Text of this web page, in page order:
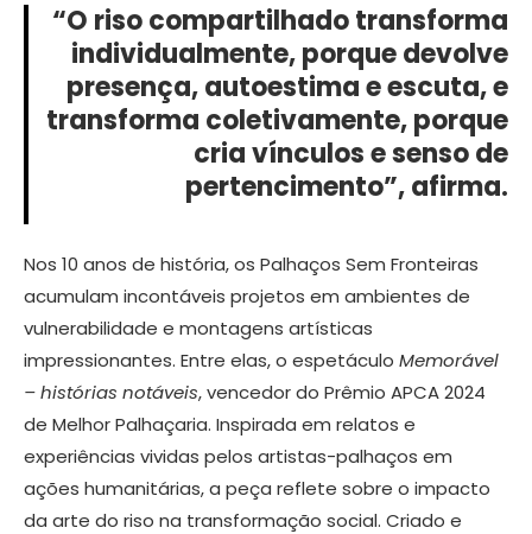
“O riso compartilhado transforma
individualmente, porque devolve
presença, autoestima e escuta, e
transforma coletivamente, porque
cria vínculos e senso de
pertencimento”, afirma.
Nos 10 anos de história, os Palhaços Sem Fronteiras
acumulam incontáveis projetos em ambientes de
vulnerabilidade e montagens artísticas
impressionantes. Entre elas, o espetáculo Memorável
– histórias notáveis, vencedor do Prêmio APCA 2024
de Melhor Palhaçaria. Inspirada em relatos e
experiências vividas pelos artistas-palhaços em
ações humanitárias, a peça reflete sobre o impacto
da arte do riso na transformação social. Criado e